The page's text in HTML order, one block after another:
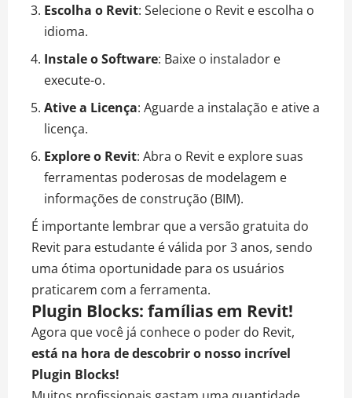
Escolha o Revit: Selecione o Revit e escolha o
idioma.
Instale o Software: Baixe o instalador e
execute-o.
Ative a Licença: Aguarde a instalação e ative a
licença.
Explore o Revit: Abra o Revit e explore suas
ferramentas poderosas de modelagem e
informações de construção (BIM).
É importante lembrar que a versão gratuita do
Revit para estudante é válida por 3 anos, sendo
uma ótima oportunidade para os usuários
praticarem com a ferramenta.
Plugin Blocks: famílias em Revit!
Agora que você já conhece o poder do Revit,
está na hora de descobrir o nosso incrível
Plugin Blocks!